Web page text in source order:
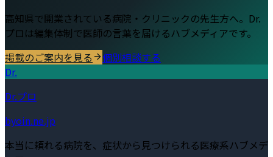
高知県で開業されている病院・クリニックの先生方へ。Dr.
プロは編集体制で医師の言葉を届けるハブメディアです。
掲載のご案内を見る
個別相談する
Dr.
Dr.プロ
byoin.ne.jp
本当に頼れる病院を、症状から見つけられる医療系ハブメデ